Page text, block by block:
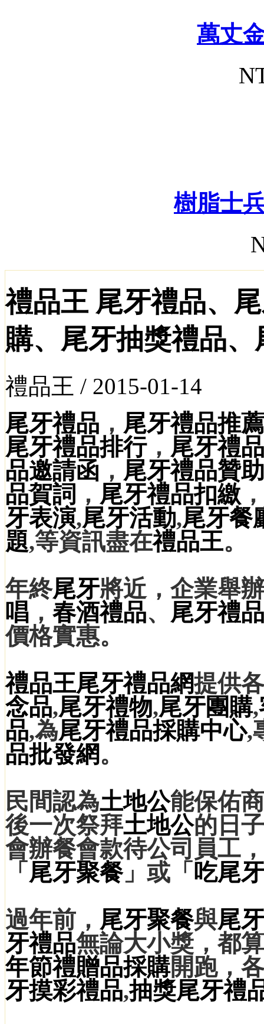
萬丈
樹脂士
禮品王 尾牙禮品、
購、尾牙抽獎禮品
禮品王 / 2015-01-14
尾牙禮品 ， 尾牙禮品推薦
尾牙禮品排行， 尾牙禮
品邀請函 ， 尾牙禮品贊
品賀詞 ， 尾牙禮品扣繳 ，
牙表演,尾牙活動,尾牙餐
題,等資訊盡在禮品王。
年終尾牙將近，企業舉辦
唱 ， 春酒禮品、 尾牙禮品
價格實惠。
禮品王尾牙禮品網提供
念品,尾牙禮物,尾牙團購,
品,為尾牙禮品採購中心,
品批發網 。
民間認為土地公能保佑
後一次祭拜土地公的日
會辦餐會款待公司員工
「 尾牙聚餐」或「 吃尾牙
過年前， 尾牙聚餐與尾
牙禮品無論大小獎，都
年節禮贈品採購開跑，
牙摸彩禮品,抽獎尾牙禮